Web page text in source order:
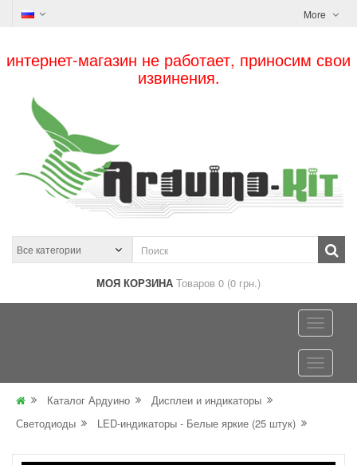
More
интернет-магазин не работает, приносим свои
извинения.
МОЯ КОРЗИНА Товаров 0 (0 грн.)
Каталог Ардуино
Дисплеи и индикаторы
Светодиоды
LED-индикаторы - Белые яркие (25 штук)